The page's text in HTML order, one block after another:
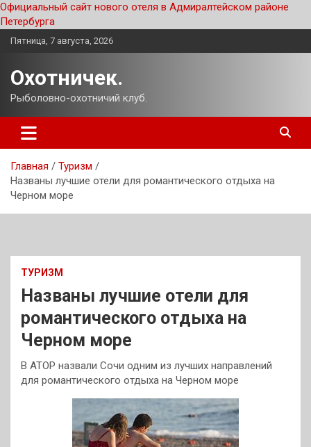
Официальный сайт нового отеля в Адмиралтейском районе
Петербурга
Перейти
Пятница, 7 августа, 2026
Охотничек.
Рыболовно-охотничий клуб.
Главная
Туризм
Названы лучшие отели для романтического отдыха на
Черном море
ТУРИЗМ
Названы лучшие отели для
романтического отдыха на
Черном море
В АТОР назвали Сочи одним из лучших направлений
для романтического отдыха на Черном море